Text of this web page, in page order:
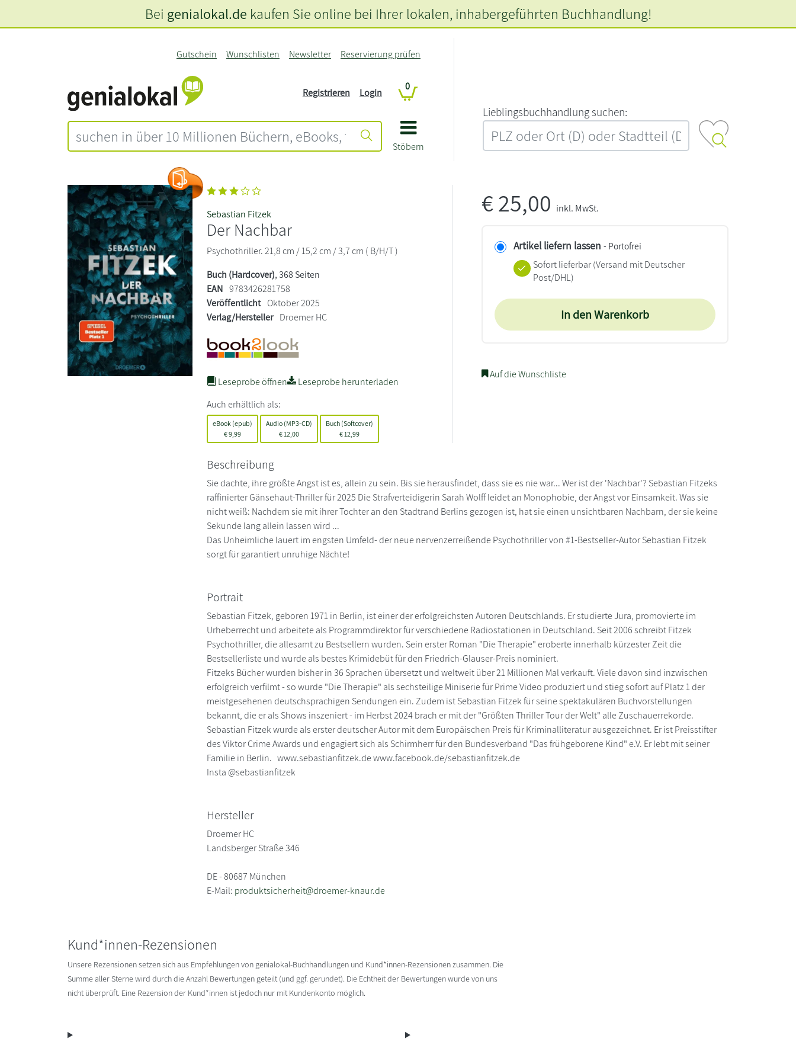
Stöbern
Gutschein Wunschlisten Newsletter Reservierung prüfen
Registrieren Login
0
L‍i‍e‍b‍l‍i‍n‍g‍s‍b‍u‍c‍h‍h‍a‍n‍d‍l‍u‍n‍g‍ ‍s‍u‍c‍h‍e‍n‍:‍
Bei genialokal.de kaufen Sie online bei Ihrer lokalen, inhabergeführten Buchhandlung!
Sebastian Fitzek
Der Nachbar
Psychothriller. 21,8 cm / 15,2 cm / 3,7 cm ( B/H/T )
Buch (Hardcover), 368 Seiten
EAN 9783426281758
Veröffentlicht Oktober 2025
Verlag/Hersteller Droemer HC
Leseprobe öffnen
Leseprobe herunterladen
Auch erhältlich als:
eBook (epub)
€9,99
Audio (MP3-CD)
€ 12,00
Buch (Softcover)
€ 12,99
€25,00 inkl. MwSt.
Artikel liefern lassen - Portofrei
Sofort lieferbar(Versand mit Deutscher
Post/DHL)
In den Warenkorb
Auf die Wunschliste
Beschreibung
Sie dachte, ihre größte Angst ist es, allein zu sein. Bis sie herausfindet, dass sie es nie war... Wer ist der 'Nachbar'? Sebastian Fitzeks
raffinierter Gänsehaut-Thriller für 2025 Die Strafverteidigerin Sarah Wolff leidet an Monophobie, der Angst vor Einsamkeit. Was sie
nicht weiß: Nachdem sie mit ihrer Tochter an den Stadtrand Berlins gezogen ist, hat sie einen unsichtbaren Nachbarn, der sie keine
Sekunde lang allein lassen wird ...
Das Unheimliche lauert im engsten Umfeld- der neue nervenzerreißende Psychothriller von #1-Bestseller-Autor Sebastian Fitzek
sorgt für garantiert unruhige Nächte!
Portrait
Sebastian Fitzek, geboren 1971 in Berlin, ist einer der erfolgreichsten Autoren Deutschlands. Er studierte Jura, promovierte im
Urheberrecht und arbeitete als Programmdirektor für verschiedene Radiostationen in Deutschland. Seit 2006 schreibt Fitzek
Psychothriller, die allesamt zu Bestsellern wurden. Sein erster Roman "Die Therapie" eroberte innerhalb kürzester Zeit die
Bestsellerliste und wurde als bestes Krimidebüt für den Friedrich-Glauser-Preis nominiert.
Fitzeks Bücher wurden bisher in 36 Sprachen übersetzt und weltweit über 21 Millionen Mal verkauft. Viele davon sind inzwischen
erfolgreich verfilmt - so wurde "Die Therapie" als sechsteilige Miniserie für Prime Video produziert und stieg sofort auf Platz 1 der
meistgesehenen deutschsprachigen Sendungen ein. Zudem ist Sebastian Fitzek für seine spektakulären Buchvorstellungen
bekannt, die er als Shows inszeniert - im Herbst 2024 brach er mit der "Größten Thriller Tour der Welt" alle Zuschauerrekorde.
Sebastian Fitzek wurde als erster deutscher Autor mit dem Europäischen Preis für Kriminalliteratur ausgezeichnet. Er ist Preisstifter
des Viktor Crime Awards und engagiert sich als Schirmherr für den Bundesverband "Das frühgeborene Kind" e.V. Er lebt mit seiner
Familie in Berlin. www.sebastianfitzek.de www.facebook.de/sebastianfitzek.de
Insta @sebastianfitzek
Hersteller
Droemer HC
Landsberger Straße 346
DE - 80687 München
E-Mail: produktsicherheit@droemer-knaur.de
Kund*innen-Rezensionen
Unsere Rezensionen setzen sich aus Empfehlungen von genialokal-Buchhandlungen und Kund*innen-Rezensionen zusammen. Die
Summe aller Sterne wird durch die Anzahl Bewertungen geteilt (und ggf. gerundet). Die Echtheit der Bewertungen wurde von uns
nicht überprüft. Eine Rezension der Kund*innen ist jedoch nur mit Kundenkonto möglich.